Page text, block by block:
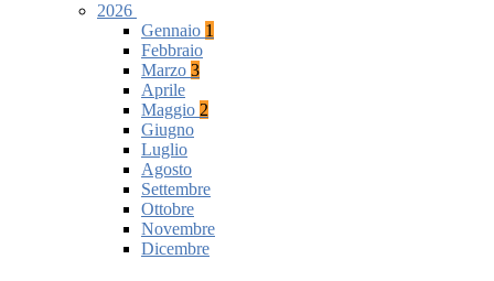
2026
Gennaio 1
Febbraio
Marzo 3
Aprile
Maggio 2
Giugno
Luglio
Agosto
Settembre
Ottobre
Novembre
Dicembre